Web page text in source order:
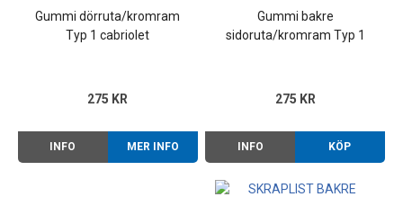
Gummi dörruta/kromram
Typ 1 cabriolet
275 KR
INFO MER INFO
Gummi bakre
sidoruta/kromram Typ 1
275 KR
INFO KÖP